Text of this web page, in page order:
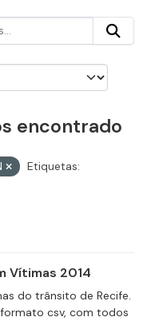
encontrado
Etiquetas:
Vítimas 2014
do trânsito de Recife.
csv, com todos